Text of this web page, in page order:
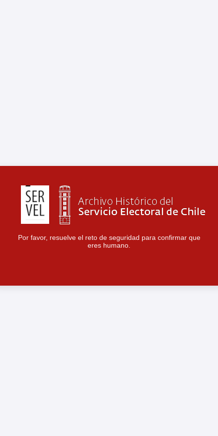
Por favor, resuelve el reto de seguridad para confirmar que
eres humano.